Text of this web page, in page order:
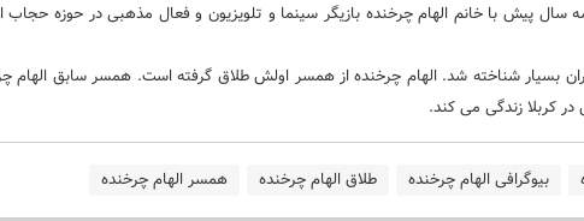
پیش با خانم الهام چرخنده بازیگر سینما و تلویزیون و فعال مذهبی در حوزه حجاب
در سریال آوای باران بسیار شناخته شد. الهام چرخنده از همسر اولش طلاق گرفته است. همسر سابق
کربلا زندگی می کند.
بیوگرافی الهام چرخنده طلاق الهام چرخنده همسر الهام چرخنده